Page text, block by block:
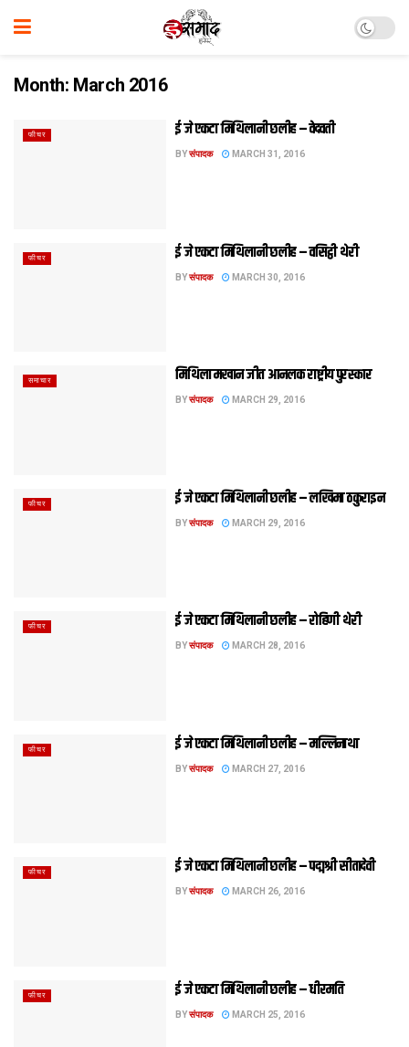
Month: March 2016
फीचर ई जे एकटा मिथि‍लानी छलीह – वेदवती
BYसंपादक MARCH 31, 2016
फीचर ई जे एकटा मिथि‍लानी छलीह – वसिट्ठी थेरी
BYसंपादक MARCH 30, 2016
समाचार मिथि‍ला मखान जीत आनलक राष्ट्रीय पुरस्कार
BYसंपादक MARCH 29, 2016
फीचर ई जे एकटा मिथि‍लानी छलीह – लखिमा ठकुराइन
BYसंपादक MARCH 29, 2016
फीचर ई जे एकटा मिथि‍लानी छलीह – रोहिणी थेरी
BYसंपादक MARCH 28, 2016
फीचर ई जे एकटा मिथि‍लानी छलीह – मल्लि‍नाथा
BYसंपादक MARCH 27, 2016
फीचर ई जे एकटा मिथि‍लानी छलीह – पद्मश्री सीतादेवी
BYसंपादक MARCH 26, 2016
फीचर ई जे एकटा मिथि‍लानी छलीह – धीरमति
BYसंपादक MARCH 25, 2016